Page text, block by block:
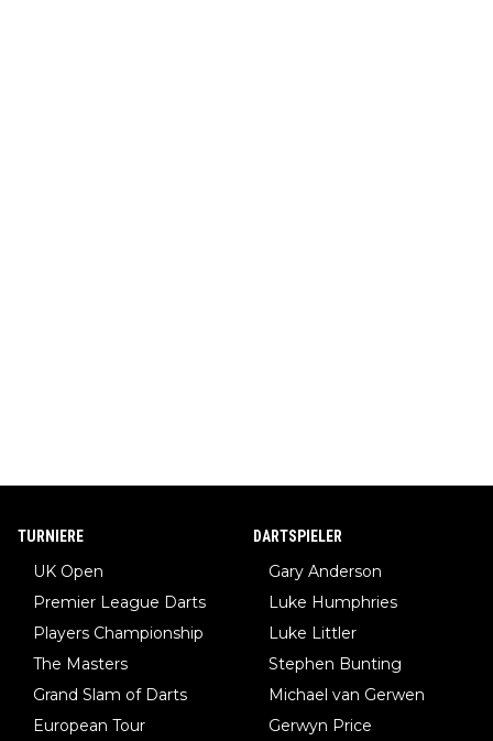
TURNIERE
UK Open
Premier League Darts
Players Championship
The Masters
Grand Slam of Darts
European Tour
DARTSPIELER
Gary Anderson
Luke Humphries
Luke Littler
Stephen Bunting
Michael van Gerwen
Gerwyn Price